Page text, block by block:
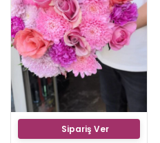
Sipariş Ver